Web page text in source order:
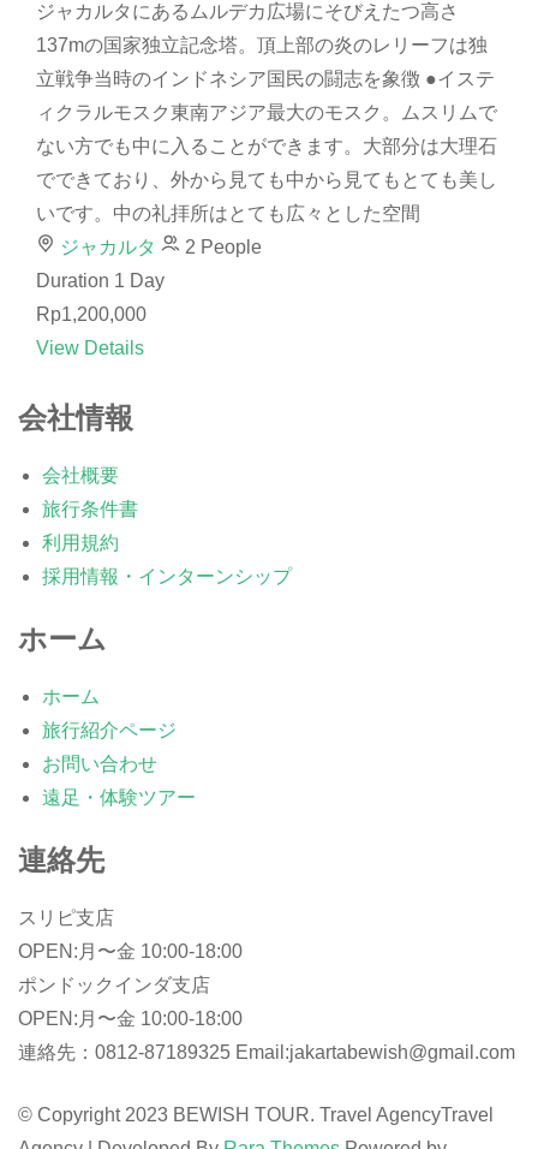
ジャカルタにあるムルデカ広場にそびえたつ高さ
137mの国家独立記念塔。頂上部の炎のレリーフは独
立戦争当時のインドネシア国民の闘志を象徴 ●イステ
ィクラルモスク東南アジア最大のモスク。ムスリムで
ない方でも中に入ることができます。大部分は大理石
でできており、外から見ても中から見てもとても美し
いです。中の礼拝所はとても広々とした空間
ジャカルタ
2 People
Duration 1 Day
Rp1,200,000
View Details
会社情報
会社概要
旅行条件書
利用規約
採用情報・インターンシップ
ホーム
ホーム
旅行紹介ページ
お問い合わせ
遠足・体験ツアー
連絡先
スリピ支店
OPEN:月〜金 10:00-18:00
ポンドックインダ支店
OPEN:月〜金 10:00-18:00
連絡先：0812-87189325 Email:jakartabewish@gmail.com
© Copyright 2023 BEWISH TOUR. Travel AgencyTravel